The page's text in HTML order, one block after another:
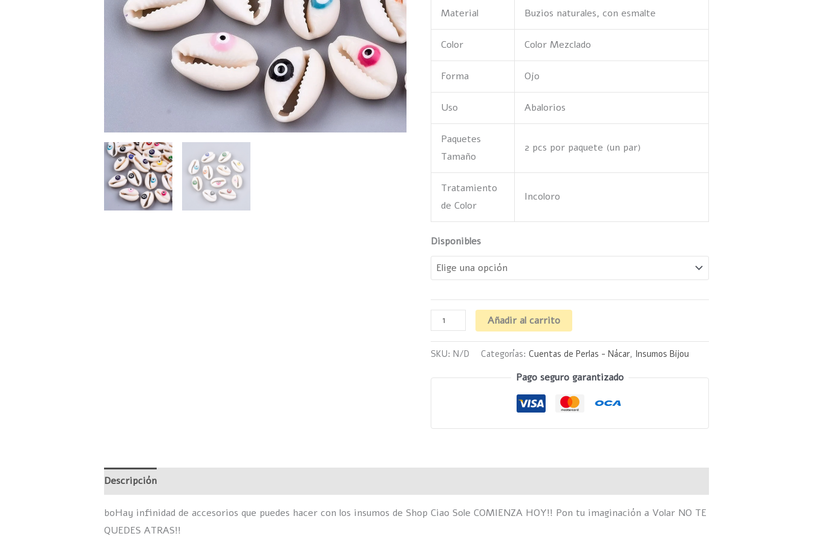
Material Buzios naturales, con esmalte
Color Color Mezclado
Forma Ojo
Uso Abalorios
Paquetes
Tamaño
2 pcs por paquete (un par)
Tratamiento
de Color
Incoloro
Disponibles
cantidad
Añadir al carrito
SKU: N/D Categorías: Cuentas de Perlas - Nácar, Insumos Bijou
Pago seguro garantizado
Descripción
boHay infinidad de accesorios que puedes hacer con los insumos de Shop Ciao Sole COMIENZA HOY!! Pon tu imaginación a Volar NO TE
QUEDES ATRAS!!